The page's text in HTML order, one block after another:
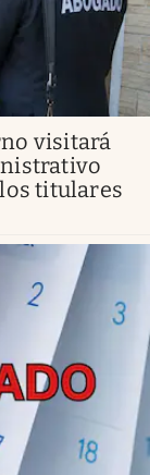
visitará
titulares